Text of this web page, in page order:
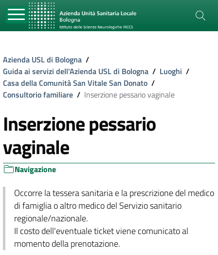
Azienda USL di Bologna /
Guida ai servizi dell'Azienda USL di Bologna / Luoghi /
Casa della Comunità San Vitale San Donato /
Consultorio familiare / Inserzione pessario vaginale
Inserzione pessario
vaginale
Navigazione
Occorre la tessera sanitaria e la prescrizione del medico
di famiglia o altro medico del Servizio sanitario
regionale/nazionale.
Il costo dell'eventuale ticket viene comunicato al
momento della prenotazione.